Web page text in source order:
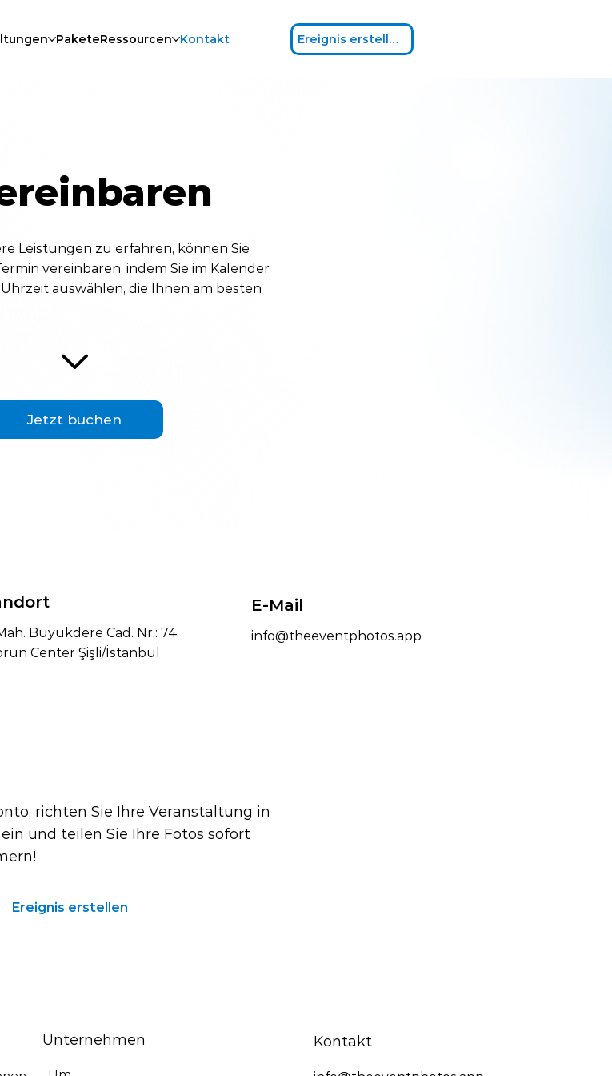
Ereignis erstellen
PaketeRessourcen Kontakt
Leistungen zu erfahren, können Sie
vereinbaren, indem Sie im Kalender
auswählen, die Ihnen am besten
Jetzt buchen
Büyükdere Cad. Nr.: 74
Center Şişli/İstanbul
E-Mail
info@theeventphotos.app
richten Sie Ihre Veranstaltung in
und teilen Sie Ihre Fotos sofort
Ereignis erstellen
Unternehmen Kontakt